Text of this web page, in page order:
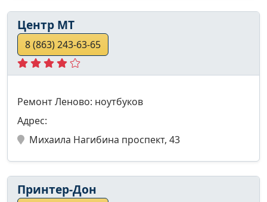
Центр МТ
8 (863) 243-63-65
Ремонт Леново: ноутбуков
Адрес:
Михаила Нагибина проспект, 43
Принтер-Дон